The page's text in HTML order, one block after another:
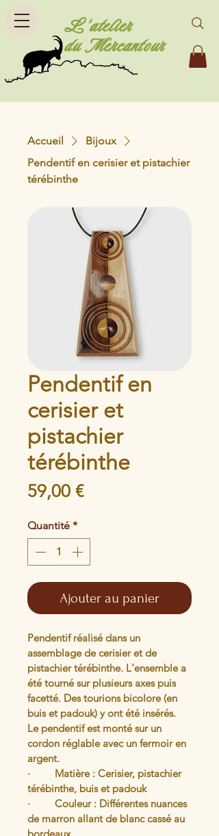
L'atelier
du Mercantour
Accueil
Bijoux
Pendentif en cerisier et pistachier
térébinthe
Pendentif en
cerisier et
pistachier
térébinthe
59,00 €Prix
Quantité *
Ajouter au panier
Pendentif réalisé dans un
assemblage de cerisier et de
pistachier térébinthe. L'ensemble a
été tourné sur plusieurs axes puis
facetté. Des tourions bicolore (en
buis et padouk) y ont été insérés.
Le pendentif est monté sur un
cordon réglable avec un fermoir en
argent.
·         Matière : Cerisier, pistachier
térébinthe, buis et padouk
·         Couleur : Différentes nuances
de marron allant de blanc cassé au